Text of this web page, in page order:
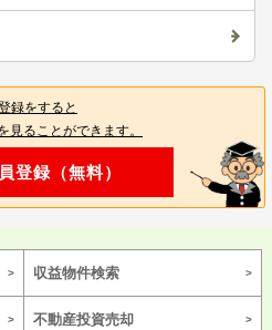
録をすると
見ることができます。
登録（無料）
収益物件検索
不動産投資売却